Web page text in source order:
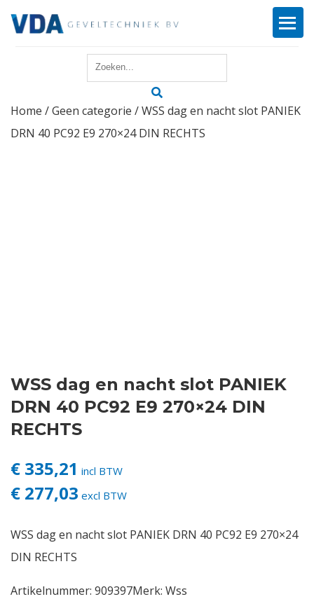
Reparatie
Login
Vacatures
Home /Geen categorie / WSS dag en nacht slot PANIEK
DRN 40 PC92 E9 270×24 DIN RECHTS
WSS dag en nacht slot PANIEK
DRN 40 PC92 E9 270×24 DIN
RECHTS
€ 335,21 incl BTW
€ 277,03 excl BTW
WSS dag en nacht slot PANIEK DRN 40 PC92 E9 270×24
DIN RECHTS
Artikelnummer: 909397Merk: Wss